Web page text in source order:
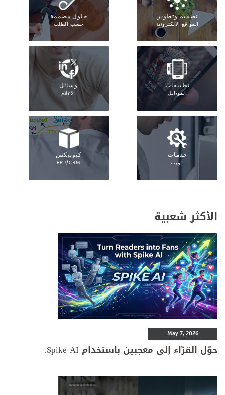
تصميم وتطوير
المواقع الالكترونية
حلول مصممة
حسب الطلب
تطبيقات
الموبايل
وسائل
الاعلام
خدمات
الويب
كيوبيكس
ERP/CRM
الأكثر شعبية
May 7, 2026
حوّل القرّاء إلى معجبين باستخدام Spike AI.